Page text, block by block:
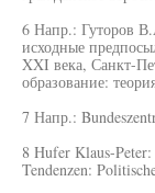
6 Напр.: Гуторов
исходные
XXI века, Санкт-
образование:
7 Напр.:
8 Hufer Klaus-
Tendenzen: